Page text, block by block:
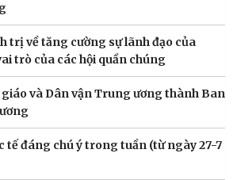
trị về tăng cường sự lãnh đạo của
trò của các hội quần chúng
và Dân vận Trung ương thành Ban
tế đáng chú ý trong tuần (từ ngày 27-7